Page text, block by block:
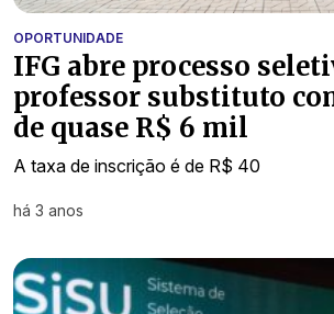
OPORTUNIDADE
IFG abre processo
professor substituto
de quase R$ 6 mil
A taxa de inscrição é de R$ 40
há 3 anos